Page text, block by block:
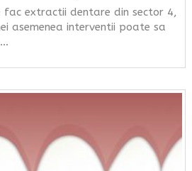
fac extractii dentare din sector 4,
asemenea interventii poate sa